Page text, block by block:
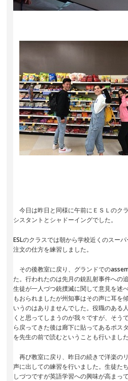
今日は昨日と同様に午前にＥＳＬのク
シスタントとシャドーイングでした。
ESLのクラスでは朝から学校近くのスー
注文の仕方を練習しました。
その後教室に戻り、グランドでの
た。行われたのは先月の銃乱射事件への
生徒が一人づつ銃撲滅に関して意見を述
もおられましたが州知事はその声に耳を
いうのはありませんでした。役職のある
くと思ってしまうのが我々ですが、そう
ら戻ってきた後は廊下に貼ってあるポス
を先生の前で読むということも行いました
再び教室に戻り、昨日の続きで洋楽の
声に出しての練習を行いました。生徒た
しづつですが英語学習への興味が高まっ